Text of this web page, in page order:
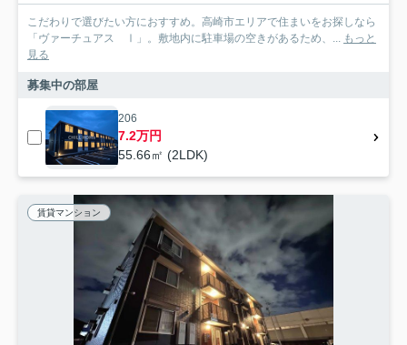
こだわりで選びたい方におすすめ。高崎市エリアで住まいをお探しなら
「ヴァーチュアス Ⅰ」。敷地内に駐車場の空きがあるため、... もっと
見る
募集中の部屋
206
7.2万円
55.66㎡ (2LDK)
賃貸マンション